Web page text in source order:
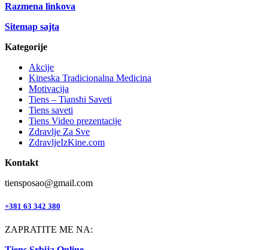
Razmena linkova
Sitemap sajta
Kategorije
Akcije
Kineska Tradicionalna Medicina
Motivacija
Tiens – Tianshi Saveti
Tiens saveti
Tiens Video prezentacije
Zdravlje Za Sve
ZdravljeIzKine.com
Kontakt
tiensposao@gmail.com
+381 63 342 380
ZAPRATITE ME NA: